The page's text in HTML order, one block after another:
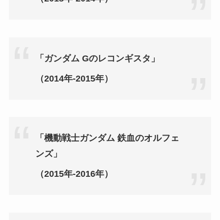
「ガンダム Gのレコンギスタ」
（2014年‐2015年）
「機動戦士ガンダム 鉄血のオルフェ
ンズ」
（2015年‐2016年）